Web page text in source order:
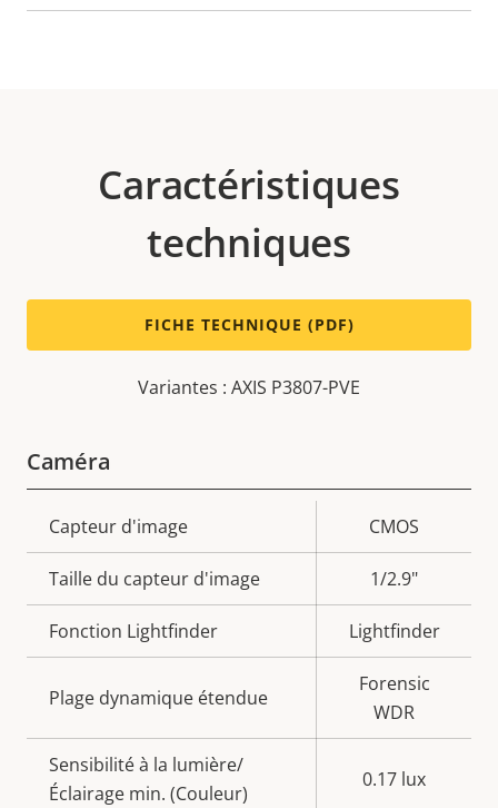
Caractéristiques
techniques
FICHE TECHNIQUE (PDF)
Variantes : AXIS P3807-PVE
Caméra
Description
de la
propriété
la
propriété
Capteur d'image CMOS
Taille du capteur d'image 1/2.9"
Fonction Lightfinder Lightfinder
Plage dynamique étendue
Forensic
WDR
Sensibilité à la lumière/
Éclairage min. (Couleur)
0.17 lux